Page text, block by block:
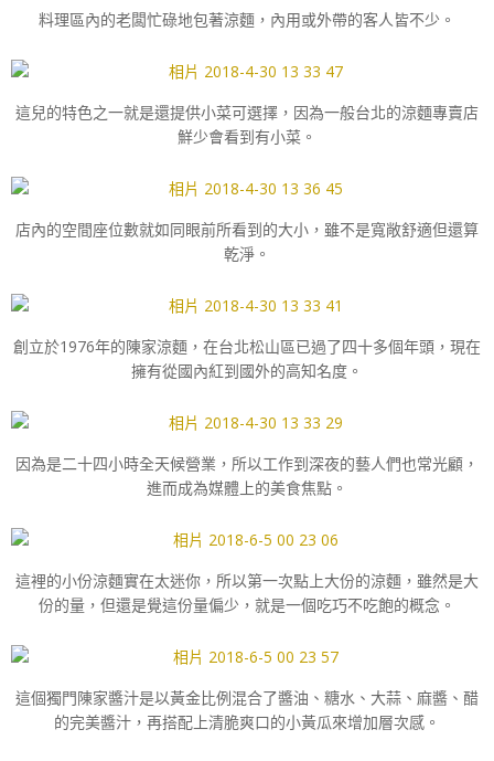
料理區內的老闆忙碌地包著涼麵，內用或外帶的客人皆不少。
這兒的特色之一就是還提供小菜可選擇，因為一般台北的涼麵專賣店
鮮少會看到有小菜。
店內的空間座位數就如同眼前所看到的大小，雖不是寬敞舒適但還算
乾淨。
創立於1976年的陳家涼麵，在台北松山區已過了四十多個年頭，現在
擁有從國內紅到國外的高知名度。
因為是二十四小時全天候營業，所以工作到深夜的藝人們也常光顧，
進而成為媒體上的美食焦點。
這裡的小份涼麵實在太迷你，所以第一次點上大份的涼麵，雖然是大
份的量，但還是覺這份量偏少，就是一個吃巧不吃飽的概念。
這個獨門陳家醬汁是以黃金比例混合了醬油、糖水、大蒜、麻醬、醋
的完美醬汁，再搭配上清脆爽口的小黃瓜來增加層次感。